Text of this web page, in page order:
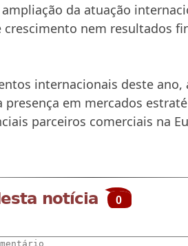
da atuação
crescimento nem resultados
internacionais deste ano,
presença em mercados
parceiros comerciais na
notícia 0